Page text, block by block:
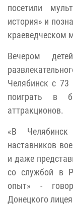
посетили
история» и
краеведческом
Вечером
Челябинск с
поиграть в
аттракционов.
«В
наставников
и даже
со службой в
опыт» -
Донецкого